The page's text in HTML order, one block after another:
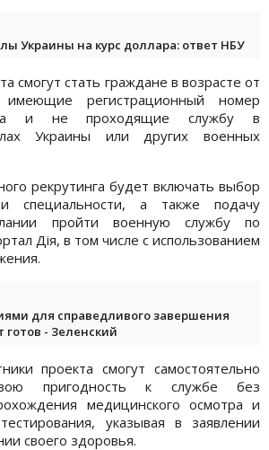
Украины на курс доллара: ответ НБУ
смогут стать граждане в возрасте от
регистрационный номер
и не проходящие службу в
Украины или других военных
рекрутинга будет включать выбор
специальности, а также подачу
пройти военную службу по
Дія, в том числе с использованием
для справедливого завершения
готов - Зеленский
проекта смогут самостоятельно
пригодность к службе без
медицинского осмотра и
тестирования, указывая в заявлении
своего здоровья.